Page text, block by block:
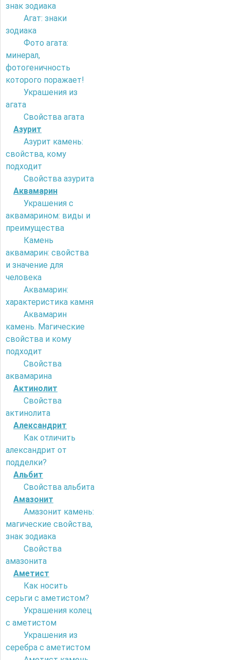
знак зодиака
Агат: знаки
зодиака
Фото агата:
минерал,
фотогеничность
которого поражает!
Украшения из
агата
Свойства агата
Азурит
Азурит камень:
свойства, кому
подходит
Свойства азурита
Аквамарин
Украшения с
аквамарином: виды и
преимущества
Камень
аквамарин: свойства
и значение для
человека
Аквамарин:
характеристика камня
Аквамарин
камень. Магические
свойства и кому
подходит
Свойства
аквамарина
Актинолит
Свойства
актинолита
Александрит
Как отличить
александрит от
подделки?
Альбит
Свойства альбита
Амазонит
Амазонит камень:
магические свойства,
знак зодиака
Свойства
амазонита
Аметист
Как носить
серьги с аметистом?
Украшения колец
с аметистом
Украшения из
серебра с аметистом